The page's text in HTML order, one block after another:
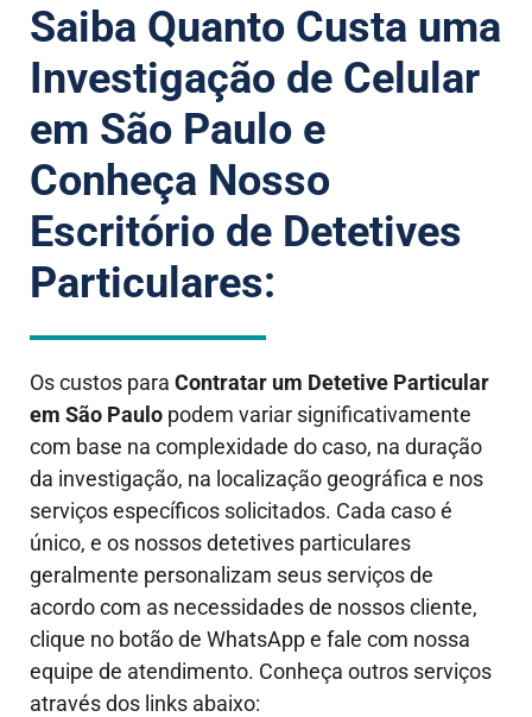
Saiba Quanto Custa uma
Investigação de Celular
em São Paulo e
Conheça Nosso
Escritório de Detetives
Particulares:
Os custos para Contratar um Detetive Particular
em São Paulo podem variar significativamente
com base na complexidade do caso, na duração
da investigação, na localização geográfica e nos
serviços específicos solicitados. Cada caso é
único, e os nossos detetives particulares
geralmente personalizam seus serviços de
acordo com as necessidades de nossos cliente,
clique no botão de WhatsApp e fale com nossa
equipe de atendimento. Conheça outros serviços
através dos links abaixo: